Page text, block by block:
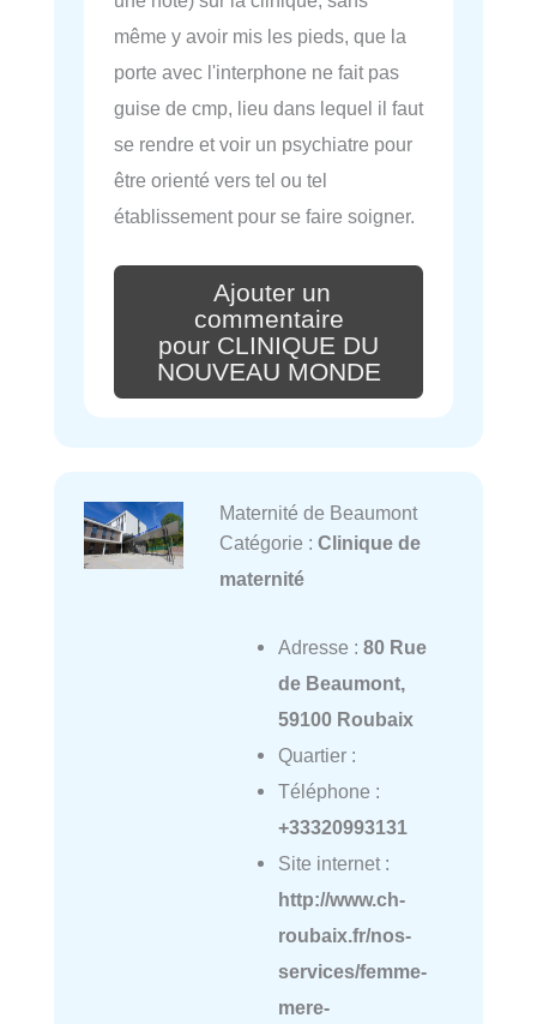
même y avoir mis les pieds, que la
porte avec l'interphone ne fait pas
guise de cmp, lieu dans lequel il faut
se rendre et voir un psychiatre pour
être orienté vers tel ou tel
établissement pour se faire soigner.
Ajouter un
commentaire
pour CLINIQUE DU
NOUVEAU MONDE
Maternité de Beaumont
Catégorie : Clinique de
maternité
Adresse : 80 Rue
de Beaumont,
59100 Roubaix
Quartier :
Téléphone :
+33320993131
Site internet :
http://www.ch-
roubaix.fr/nos-
services/femme-
mere-